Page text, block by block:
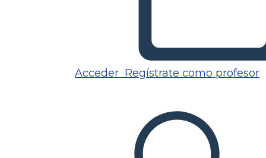
Acceder Regístrate como profesor